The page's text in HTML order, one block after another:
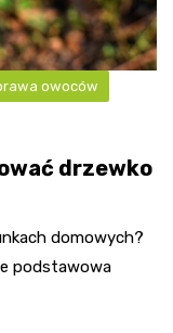
owoców
drzewko
domowych?
podstawowa